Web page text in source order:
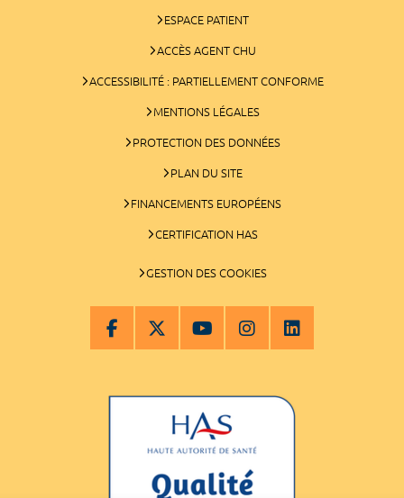
ESPACE PATIENT
ACCÈS AGENT CHU
ACCESSIBILITÉ : PARTIELLEMENT CONFORME
MENTIONS LÉGALES
PROTECTION DES DONNÉES
PLAN DU SITE
FINANCEMENTS EUROPÉENS
CERTIFICATION HAS
GESTION DES COOKIES